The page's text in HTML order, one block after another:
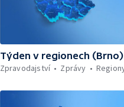
Týden v regionech (Brno)
Zpravodajství
Zprávy